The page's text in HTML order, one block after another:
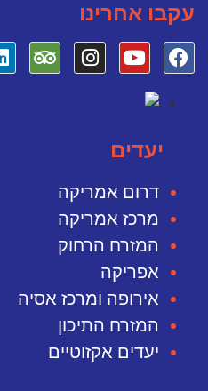
עקבו אחרינו
יעדים
דרום אמריקה
מרכז אמריקה
המזרח הרחוק
אפריקה
אירופה ומרכז אסיה
המזרח התיכון
יעדים אקזוטיים